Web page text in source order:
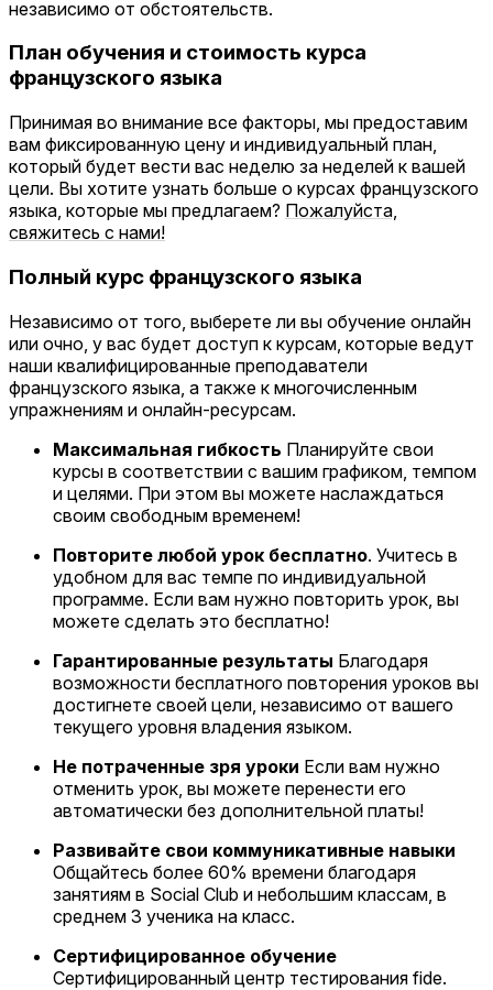
независимо от обстоятельств.
План обучения и стоимость курса
французского языка
Принимая во внимание все факторы, мы предоставим
вам фиксированную цену и индивидуальный план,
который будет вести вас неделю за неделей к вашей
цели. Вы хотите узнать больше о курсах французского
языка, которые мы предлагаем? Пожалуйста,
свяжитесь с нами!
Полный курс французского языка
Независимо от того, выберете ли вы обучение онлайн
или очно, у вас будет доступ к курсам, которые ведут
наши квалифицированные преподаватели
французского языка, а также к многочисленным
упражнениям и онлайн-ресурсам.
Максимальная гибкость Планируйте свои
курсы в соответствии с вашим графиком, темпом
и целями. При этом вы можете наслаждаться
своим свободным временем!
Повторите любой урок бесплатно. Учитесь в
удобном для вас темпе по индивидуальной
программе. Если вам нужно повторить урок, вы
можете сделать это бесплатно!
Гарантированные результаты Благодаря
возможности бесплатного повторения уроков вы
достигнете своей цели, независимо от вашего
текущего уровня владения языком.
Не потраченные зря уроки Если вам нужно
отменить урок, вы можете перенести его
автоматически без дополнительной платы!
Развивайте свои коммуникативные навыки
Общайтесь более 60% времени благодаря
занятиям в Social Club и небольшим классам, в
среднем 3 ученика на класс.
Сертифицированное обучение
Сертифицированный центр тестирования fide.